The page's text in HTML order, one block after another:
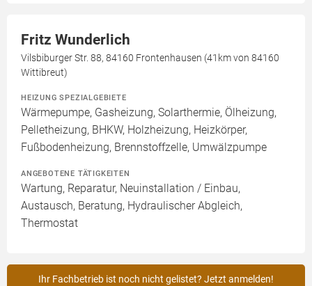
Fritz Wunderlich
Vilsbiburger Str. 88, 84160 Frontenhausen (41km von 84160
Wittibreut)
HEIZUNG SPEZIALGEBIETE
Wärmepumpe, Gasheizung, Solarthermie, Ölheizung,
Pelletheizung, BHKW, Holzheizung, Heizkörper,
Fußbodenheizung, Brennstoffzelle, Umwälzpumpe
ANGEBOTENE TÄTIGKEITEN
Wartung, Reparatur, Neuinstallation / Einbau,
Austausch, Beratung, Hydraulischer Abgleich,
Thermostat
Ihr Fachbetrieb ist noch nicht gelistet? Jetzt anmelden!